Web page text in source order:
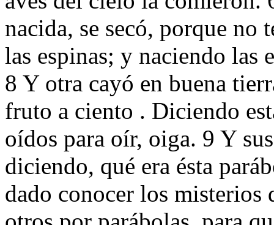
nacida, se secó, porque no
las espinas; y naciendo las
8 Y otra cayó en buena
fruto a ciento . Diciendo
oídos para oír, oiga. 9 Y
diciendo, qué era ésta
dado conocer los misterios